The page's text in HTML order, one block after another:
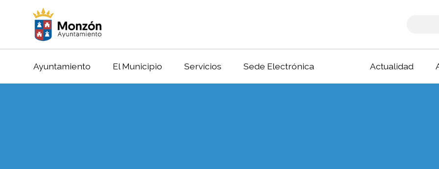
Ayuntamiento El Municipio Servicios Sede Electrónica Actualidad